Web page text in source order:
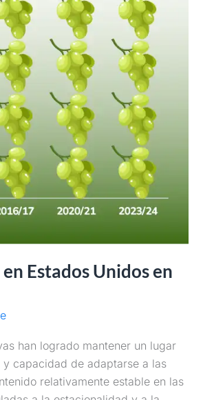
Estados Unidos en
han logrado mantener un lugar
capacidad de adaptarse a las
relativamente estable en las